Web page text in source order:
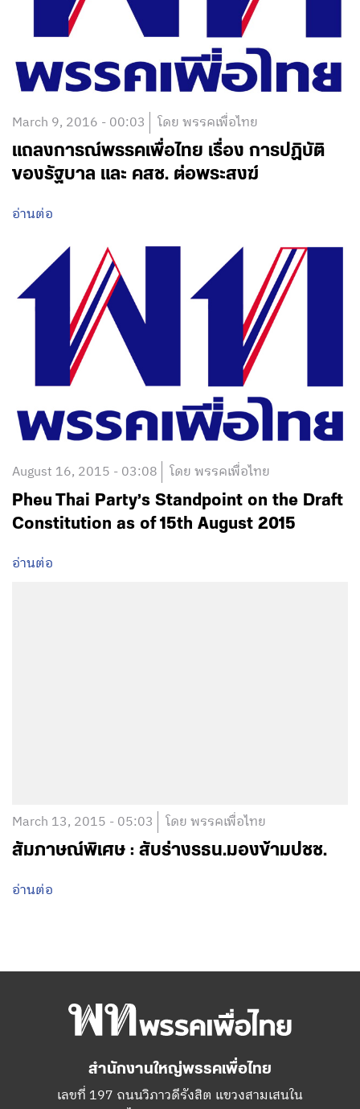
March 9, 2016 - 00:03 โดย พรรคเพื่อไทย
แถลงการณ์พรรคเพื่อไทย เรื่อง การปฏิบัติ
ของรัฐบาล และ คสช. ต่อพระสงฆ์
อ่านต่อ
August 16, 2015 - 03:08 โดย พรรคเพื่อไทย
Pheu Thai Party’s Standpoint on the Draft
Constitution as of 15th August 2015
อ่านต่อ
March 13, 2015 - 05:03 โดย พรรคเพื่อไทย
สัมภาษณ์พิเศษ : สับร่างรธน.มองข้ามปชช.
อ่านต่อ
สำนักงานใหญ่พรรคเพื่อไทย
เลขที่ 197 ถนนวิภาวดีรังสิต แขวงสามเสนใน